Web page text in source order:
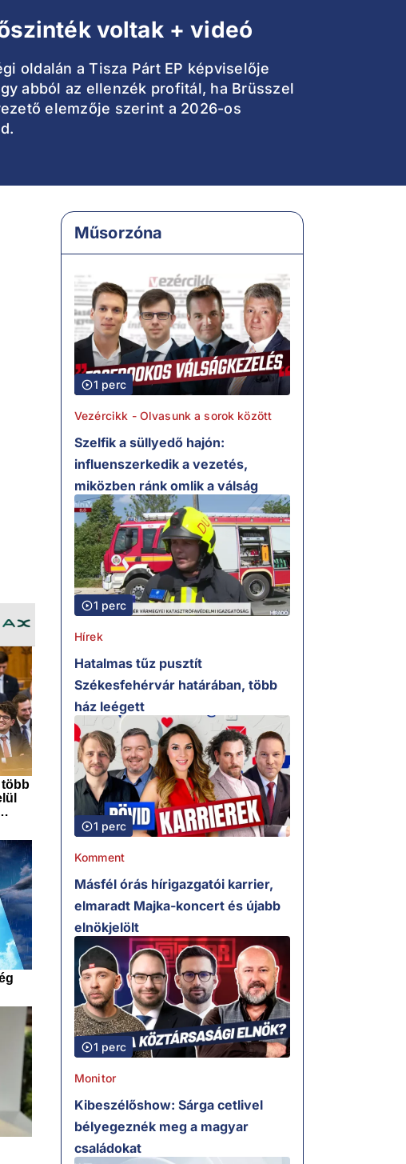
voltak + videó
oldalán a Tisza Párt EP képviselője
abból az ellenzék profitál, ha Brüsszel
elemzője szerint a 2026-os
Műsorzóna
1 perc
Vezércikk - Olvasunk a sorok között
Szelfik a süllyedő hajón:
influenszerkedik a vezetés,
miközben ránk omlik a válság
1 perc
Hírek
Hatalmas tűz pusztít
Székesfehérvár határában, több
ház leégett
1 perc
Komment
Másfél órás hírigazgatói karrier,
elmaradt Majka-koncert és újabb
elnökjelölt
1 perc
Monitor
Kibeszélőshow: Sárga cetlivel
bélyegeznék meg a magyar
családokat